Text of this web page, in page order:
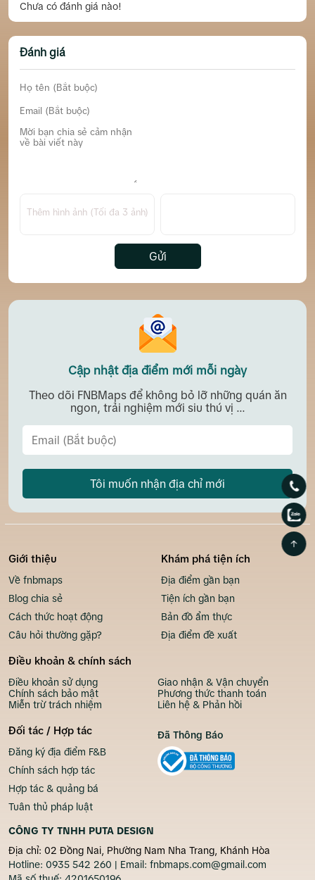
Chưa có đánh giá nào!
Đánh giá
Thêm hình ảnh (Tối đa 3 ảnh)
Gửi
Cập nhật địa điểm mới mỗi ngày
Theo dõi FNBMaps để không bỏ lỡ những quán ăn
ngon, trải nghiệm mới siu thú vị ...
Tôi muốn nhận địa chỉ mới
Giới thiệu
Về fnbmaps
Blog chia sẻ
Cách thức hoạt động
Câu hỏi thường gặp?
Khám phá tiện ích
Địa điểm gần bạn
Tiện ích gần bạn
Bản đồ ẩm thực
Địa điểm đề xuất
Điều khoản & chính sách
Điều khoản sử dụng
Chính sách bảo mật
Miễn trừ trách nhiệm
Giao nhận & Vận chuyển
Phương thức thanh toán
Liên hệ & Phản hồi
Đối tác / Hợp tác
Đăng ký địa điểm F&B
Chính sách hợp tác
Hợp tác & quảng bá
Tuân thủ pháp luật
CÔNG TY TNHH PUTA DESIGN
Địa chỉ: 02 Đồng Nai, Phường Nam Nha Trang, Khánh Hòa
Hotline: 0935 542 260 | Email: fnbmaps.com@gmail.com
Đã Thông Báo